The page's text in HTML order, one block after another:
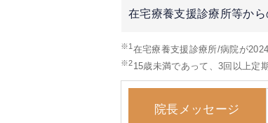
在宅療養支援診療所等か
※1 在宅療養支援診療所/病院が
※215歳未満であって、3回以上定
院長メッセージ